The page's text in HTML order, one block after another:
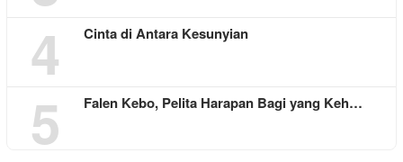
4 Cinta di Antara Kesunyian
5 Falen Kebo, Pelita Harapan Bagi yang Keh…